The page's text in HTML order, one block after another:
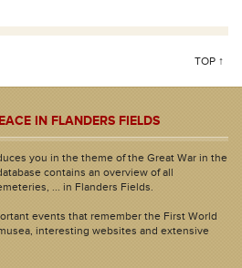
TOP ↑
IN FLANDERS FIELDS
you in the theme of the Great War in the
contains an overview of all
... in Flanders Fields.
events that remember the First World
interesting websites and extensive